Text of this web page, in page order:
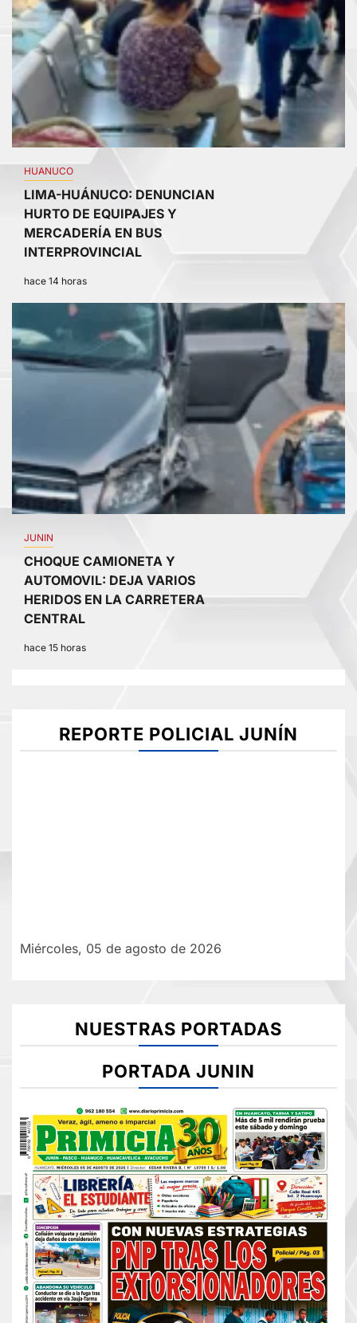
HUANUCO
LIMA-HUÁNUCO: DENUNCIAN
HURTO DE EQUIPAJES Y
MERCADERÍA EN BUS
INTERPROVINCIAL
hace 14 horas
JUNIN
CHOQUE CAMIONETA Y
AUTOMOVIL: DEJA VARIOS
HERIDOS EN LA CARRETERA
CENTRAL
hace 15 horas
REPORTE POLICIAL JUNÍN
Miércoles, 05 de agosto de 2026
NUESTRAS PORTADAS
PORTADA JUNIN